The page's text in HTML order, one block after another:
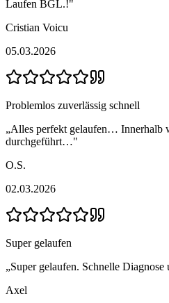
Laufen BGL.!"
Cristian Voicu
05.03.2026
Problemlos zuverlässig schnell
„Alles perfekt gelaufen… Innerhalb
durchgeführt…"
O.S.
02.03.2026
Super gelaufen
„Super gelaufen. Schnelle Diagnose
Axel